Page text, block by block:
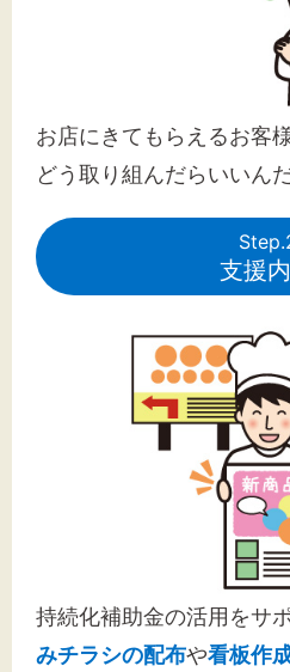
お店にきてもらえるお客
どう取り組んだらいいん
支援
持続化補助金の活用をサ
みチラシの配布や看板作